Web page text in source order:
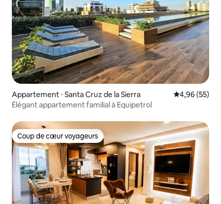
Appartement ⋅ Santa Cruz de la Sierra Évaluation
4,96 (55)
Élégant appartement familial à Equipetrol
Coup de cœur voyageurs
Coup de cœur voyageurs